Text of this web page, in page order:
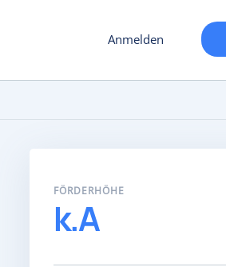
Anmelden
FÖRDERHÖHE
k.A